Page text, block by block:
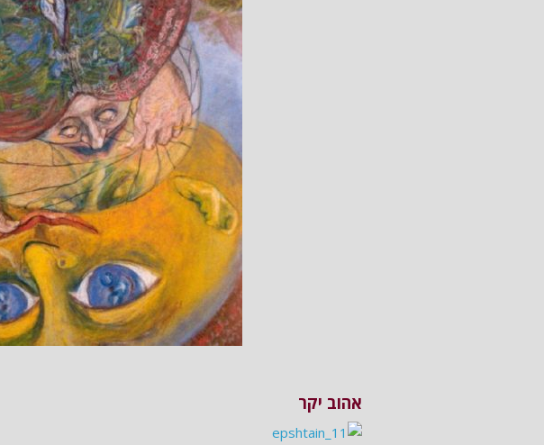
אהוב יקר